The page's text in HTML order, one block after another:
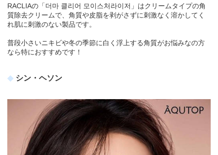
RACLIAの「더마 클리어 모이스처라이저」はクリームタイプの角
質除去クリームで、角質や皮脂を剥がさずに刺激なく溶かしてく
れ肌に刺激のない製品です。
普段小さいニキビや冬の季節に白く浮上する角質がお悩みなの方
なら特におすすめです！
シン・ヘソン